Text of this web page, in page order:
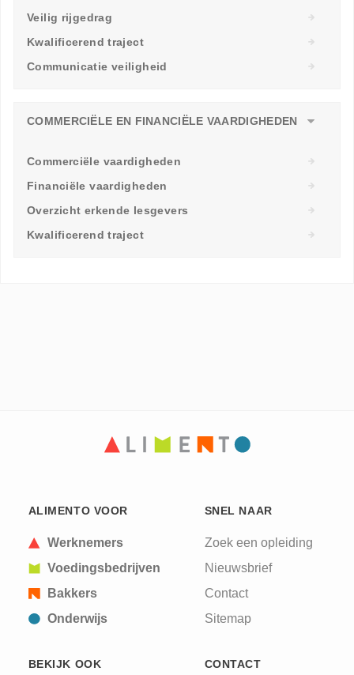
Veilig rijgedrag
Kwalificerend traject
Communicatie veiligheid
COMMERCIËLE EN FINANCIËLE VAARDIGHEDEN
Commerciële vaardigheden
Financiële vaardigheden
Overzicht erkende lesgevers
Kwalificerend traject
ALIMENTO VOOR
Werknemers
Voedingsbedrijven
Bakkers
Onderwijs
SNEL NAAR
Zoek een opleiding
Nieuwsbrief
Contact
Sitemap
BEKIJK OOK CONTACT